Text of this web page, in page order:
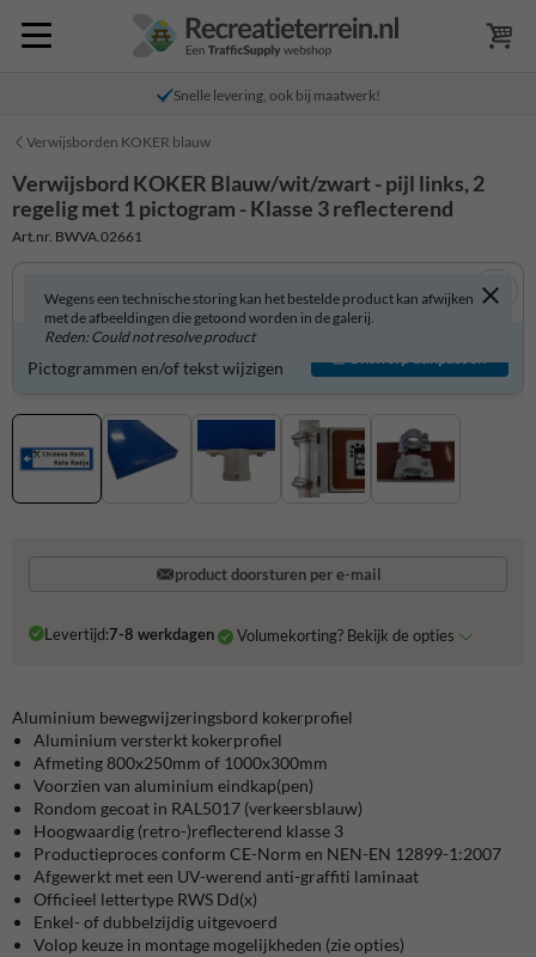
Snelle levering, ook bij maatwerk!
Verwijsborden KOKER blauw
Verwijsbord KOKER Blauw/wit/zwart - pijl links, 2
regelig met 1 pictogram - Klasse 3 reflecterend
Art.nr. BWVA.02661
Wegens een technische storing kan het bestelde product kan afwijken
met de afbeeldingen die getoond worden in de galerij.
Reden: Could not resolve product
Verwijsbord zelf aanpassen?
Pictogrammen en/of tekst wijzigen
Ontwerp aanpassen
product doorsturen per e-mail
Levertijd:7-8 werkdagen Volumekorting? Bekijk de opties
Aluminium bewegwijzeringsbord kokerprofiel
Aluminium versterkt kokerprofiel
Afmeting 800x250mm of 1000x300mm
Voorzien van aluminium eindkap(pen)
Rondom gecoat in RAL5017 (verkeersblauw)
Hoogwaardig (retro-)reflecterend klasse 3
Productieproces conform CE-Norm en NEN-EN 12899-1:2007
Afgewerkt met een UV-werend anti-graffiti laminaat
Officieel lettertype RWS Dd(x)
Enkel- of dubbelzijdig uitgevoerd
Volop keuze in montage mogelijkheden (zie opties)